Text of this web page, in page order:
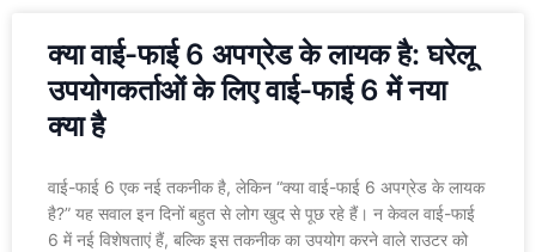
क्या वाई-फाई 6 अपग्रेड के लायक है: घरेलू
उपयोगकर्ताओं के लिए वाई-फाई 6 में नया
क्या है
वाई-फाई 6 एक नई तकनीक है, लेकिन “क्या वाई-फाई 6 अपग्रेड के लायक
है?” यह सवाल इन दिनों बहुत से लोग खुद से पूछ रहे हैं। न केवल वाई-फाई
6 में नई विशेषताएं हैं, बल्कि इस तकनीक का उपयोग करने वाले राउटर को